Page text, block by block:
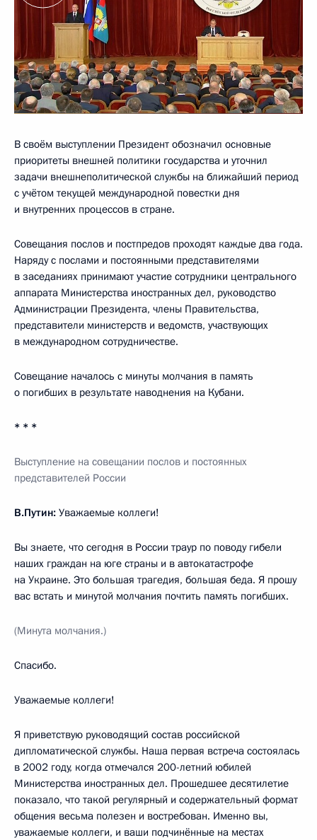
В своём выступлении Президент обозначил основные
приоритеты внешней политики государства и уточнил
задачи внешнеполитической службы на ближайший период
с учётом текущей международной повестки дня
и внутренних процессов в стране.
Совещания послов и постпредов проходят каждые два года.
Наряду с послами и постоянными представителями
в заседаниях принимают участие сотрудники центрального
аппарата Министерства иностранных дел, руководство
Администрации Президента, члены Правительства,
представители министерств и ведомств, участвующих
в международном сотрудничестве.
Совещание началось с минуты молчания в память
о погибших в результате наводнения на Кубани.
* * *
Выступление на совещании послов и постоянных
представителей России
В.Путин: Уважаемые коллеги!
Вы знаете, что сегодня в России траур по поводу гибели
наших граждан на юге страны и в автокатастрофе
на Украине. Это большая трагедия, большая беда. Я прошу
вас встать и минутой молчания почтить память погибших.
(Минута молчания.)
Спасибо.
Уважаемые коллеги!
Я приветствую руководящий состав российской
дипломатической службы. Наша первая встреча состоялась
в 2002 году, когда отмечался 200-летний юбилей
Министерства иностранных дел. Прошедшее десятилетие
показало, что такой регулярный и содержательный формат
общения весьма полезен и востребован. Именно вы,
уважаемые коллеги, и ваши подчинённые на местах